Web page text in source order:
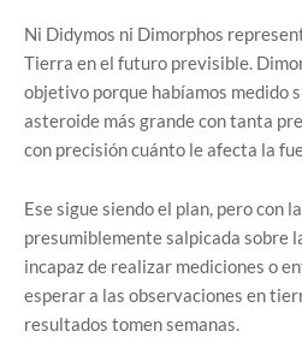
Ni Didymos ni Dimorphos
Tierra en el futuro previsible.
objetivo porque habíamos medido
asteroide más grande con tanta
con precisión cuánto le afecta la
Ese sigue siendo el plan, pero con
presumiblemente salpicada sobre
incapaz de realizar mediciones o
esperar a las observaciones en
resultados tomen semanas.